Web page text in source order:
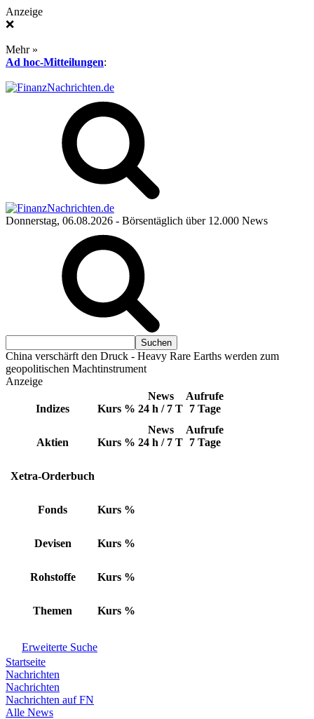
Anzeige
❌
Mehr »
Ad hoc-Mitteilungen:
Donnerstag, 06.08.2026 - Börsentäglich über 12.000 News
China verschärft den Druck - Heavy Rare Earths werden zum
geopolitischen Machtinstrument
Anzeige
Indizes Kurs %
News
24 h / 7 T
Aufrufe
7 Tage
Aktien Kurs %
News
24 h / 7 T
Aufrufe
7 Tage
Xetra-Orderbuch
Fonds Kurs %
Devisen Kurs %
Rohstoffe Kurs %
Themen Kurs %
Erweiterte Suche
Startseite
Nachrichten
Nachrichten
Nachrichten auf FN
Alle News